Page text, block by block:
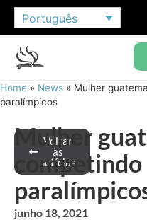
Português
Home » News » Mulher
paralímpicos
Voltar
às
notícias
Mulher
junho 18, 2021